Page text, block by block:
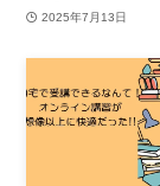
2025年7月13日